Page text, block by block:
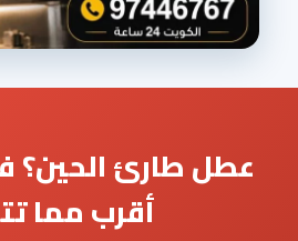
عطل طارئ الحين؟
أقرب مما